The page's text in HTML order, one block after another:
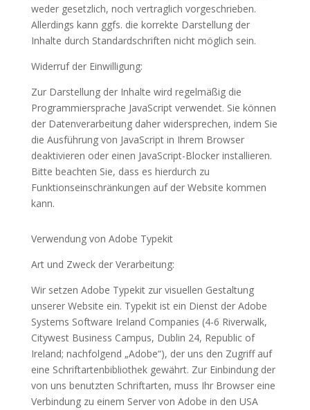
weder gesetzlich, noch vertraglich vorgeschrieben.
Allerdings kann ggfs. die korrekte Darstellung der
Inhalte durch Standardschriften nicht möglich sein.
Widerruf der Einwilligung:
Zur Darstellung der Inhalte wird regelmäßig die
Programmiersprache JavaScript verwendet. Sie können
der Datenverarbeitung daher widersprechen, indem Sie
die Ausführung von JavaScript in Ihrem Browser
deaktivieren oder einen JavaScript-Blocker installieren.
Bitte beachten Sie, dass es hierdurch zu
Funktionseinschränkungen auf der Website kommen
kann.
Verwendung von Adobe Typekit
Art und Zweck der Verarbeitung:
Wir setzen Adobe Typekit zur visuellen Gestaltung
unserer Website ein. Typekit ist ein Dienst der Adobe
Systems Software Ireland Companies (4-6 Riverwalk,
Citywest Business Campus, Dublin 24, Republic of
Ireland; nachfolgend „Adobe“), der uns den Zugriff auf
eine Schriftartenbibliothek gewährt. Zur Einbindung der
von uns benutzten Schriftarten, muss Ihr Browser eine
Verbindung zu einem Server von Adobe in den USA